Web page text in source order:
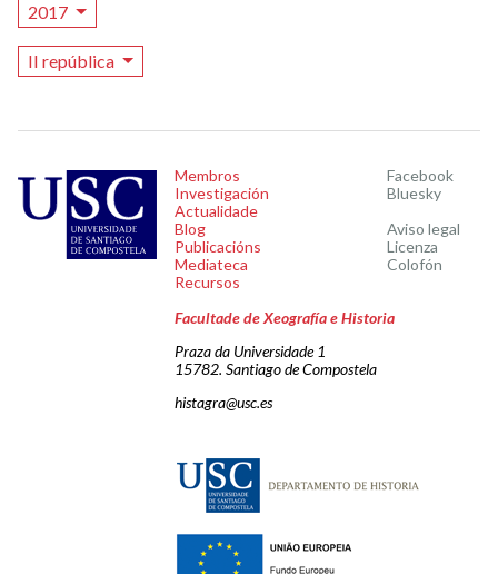
2017
II república
Membros
Investigación
Actualidade
Blog
Publicacións
Mediateca
Recursos
Facebook
Bluesky
Aviso legal
Licenza
Colofón
Facultade de Xeografía e Historia
Praza da Universidade 1
15782. Santiago de Compostela
histagra@usc.es